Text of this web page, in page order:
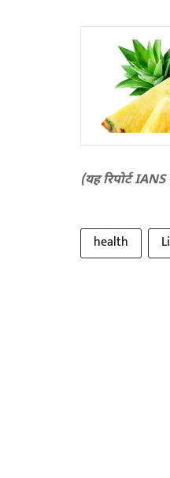
(यह रिपोर्ट
health